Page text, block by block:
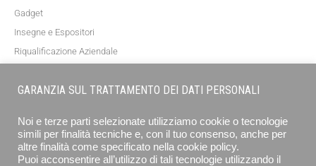
Gadget
Insegne e Espositori
Riqualificazione Aziendale
GARANZIA SUL TRATTAMENTO DEI DATI PERSONALI
Noi e terze parti selezionate utilizziamo cookie o tecnologie
simili per finalità tecniche e, con il tuo consenso, anche per
altre finalità come specificato nella cookie policy.
Puoi acconsentire all’utilizzo di tali tecnologie utilizzando il